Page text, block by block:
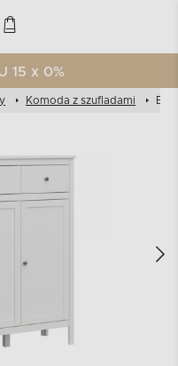
15 x 0%
Komoda z szufladami